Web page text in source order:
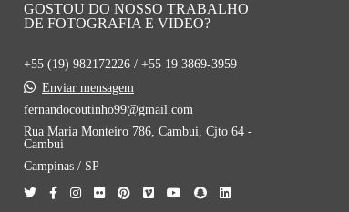
GOSTOU DO NOSSO TRABALHO
DE FOTOGRAFIA E VIDEO?
+55 (19) 982172226 / +55 19 3869-3959
Enviar mensagem
fernandocoutinho99@gmail.com
Rua Maria Monteiro 786, Cambui, Cjto 64 -
Cambui
Campinas / SP